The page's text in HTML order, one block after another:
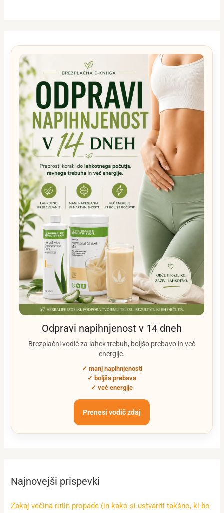
Odpravi napihnjenost v 14 dneh
Brezplačni vodič za lahek trebuh, boljšo prebavo in več
energije.
✓ manj napihnjenosti
✓ boljša prebava
✓ več energije
Prenesi vodič zdaj
Najnovejši prispevki
Zakaj večina rutin propade (in kako si ustvariti takšno, ki bo